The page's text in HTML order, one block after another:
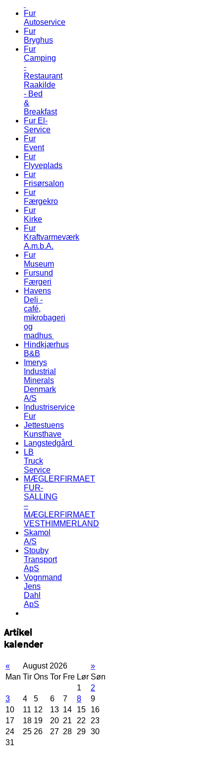
Fur
Autoservice
Fur
Bryghus
Fur
Camping
-
Restaurant
Raakilde
- Bed
&
Breakfast
Fur El-
Service
Fur
Event
Fur
Flyveplads
Fur
Frisørsalon
Fur
Færgekro
Fur
Kirke
Fur
Kraftvarmeværk
A.m.b.A.
Fur
Museum
Fursund
Færgeri
Havens
Deli -
café,
mikrobageri
og
madhus
Hindkjærhus
B&B
Imerys
Industrial
Minerals
Denmark
A/S
Industriservice
Fur
Jettestuens
Kunsthave
Langstedgård
LB
Truck
Service
MÆGLERFIRMAET
FUR-
SALLING
–
MÆGLERFIRMAET
VESTHIMMERLAND
Skamol
A/S
Stouby
Transport
ApS
Vognmand
Jens
Dahl
ApS
Artikel
kalender
« August 2026
»
Man Tir Ons Tor Fre Lør Søn
1
2
3
4 5 6 7 8
9
10
11 12 13 14 15
16
17
18 19 20 21 22
23
24
25 26 27 28 29 30
31